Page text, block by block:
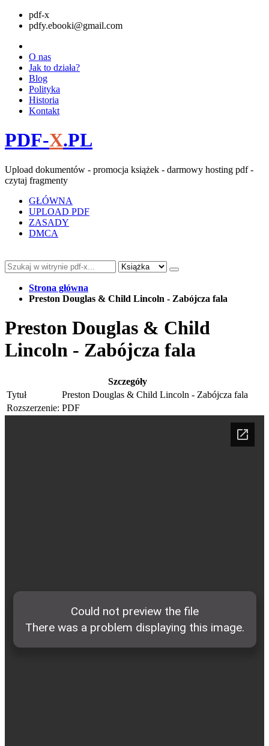
pdf-x
pdfy.ebooki@gmail.com
O nas
Jak to działa?
Blog
Polityka
Historia
Kontakt
PDF-X.PL
Upload dokumentów - promocja książek - darmowy hosting pdf -
czytaj fragmenty
GŁÓWNA
UPLOAD PDF
ZASADY
DMCA
Strona główna
Preston Douglas & Child Lincoln - Zabójcza fala
Preston Douglas & Child
Lincoln - Zabójcza fala
Szczegóły
Tytuł
Preston Douglas & Child Lincoln - Zabójcza fala
Rozszerzenie: PDF